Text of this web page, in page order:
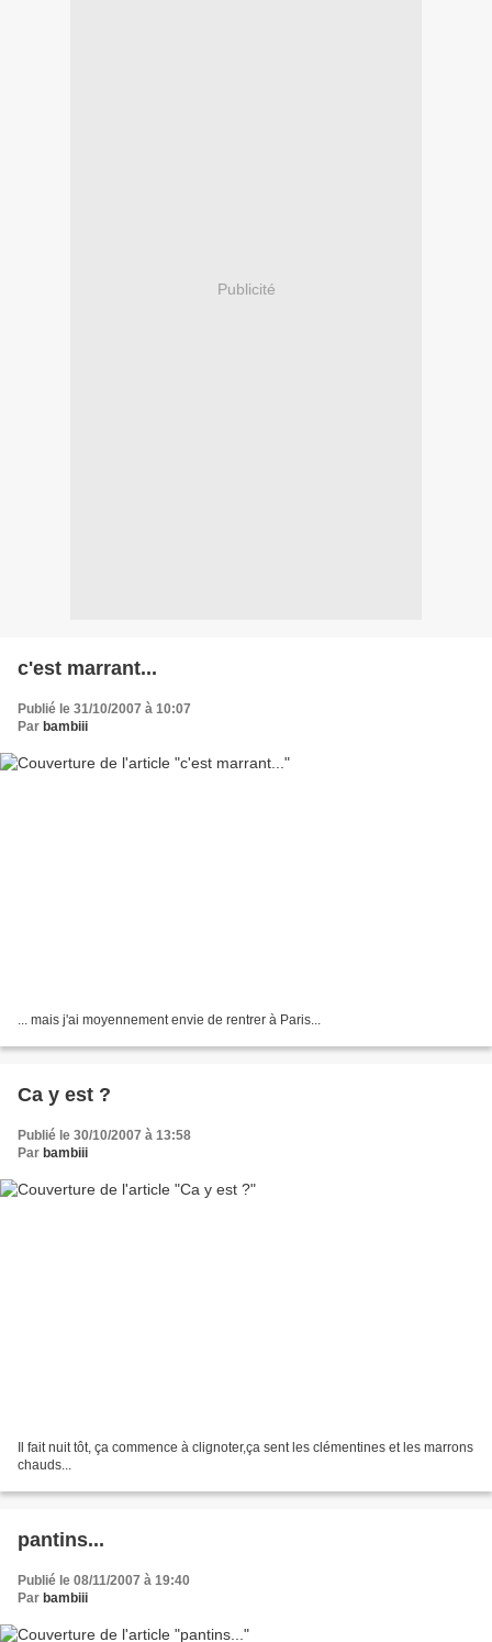
Publicité
c'est marrant...
Publié le 31/10/2007 à 10:07
Par bambiii
... mais j'ai moyennement envie de rentrer à Paris...
Ca y est ?
Publié le 30/10/2007 à 13:58
Par bambiii
Il fait nuit tôt, ça commence à clignoter,ça sent les clémentines et les marrons
chauds...
pantins...
Publié le 08/11/2007 à 19:40
Par bambiii